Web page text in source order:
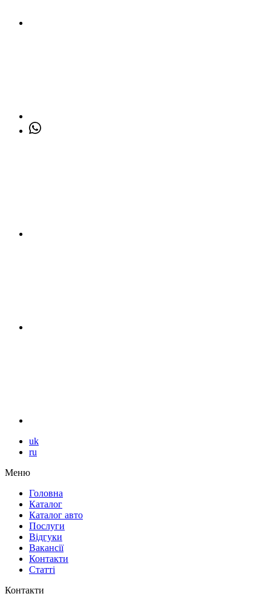
uk
ru
Меню
Головна
Каталог
Каталог авто
Послуги
Відгуки
Вакансії
Контакти
Статті
Контакти